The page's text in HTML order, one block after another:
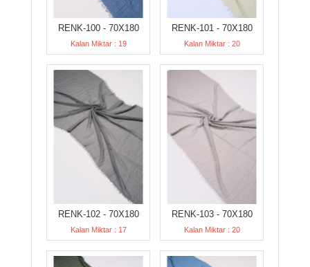
RENK-100 - 70X180
Kalan Miktar : 19
RENK-101 - 70X180
Kalan Miktar : 20
RENK-102 - 70X180
Kalan Miktar : 17
RENK-103 - 70X180
Kalan Miktar : 20